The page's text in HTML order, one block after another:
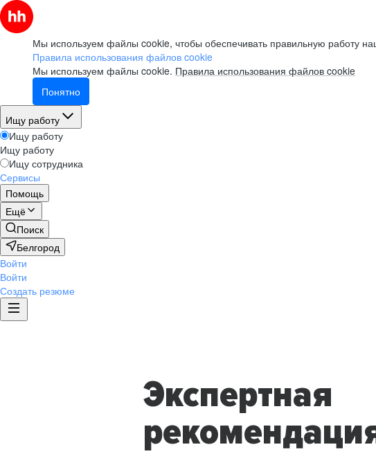
Мы используем файлы cookie, чтобы обеспечивать правильную работу
Правила использования файлов cookie
Мы используем файлы cookie. Правила использования файлов cookie
Понятно
Ищу работу
Ищу работу
Ищу работу
Ищу сотрудника
Сервисы
Помощь
Ещё
Поиск
Белгород
Войти
Войти
Создать резюме
Экспертная